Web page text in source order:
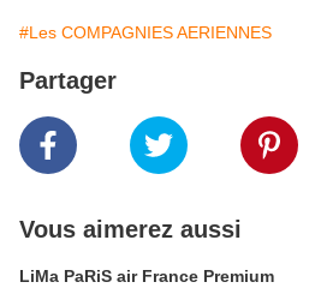
#Les COMPAGNIES AERIENNES
Partager
Vous aimerez aussi
LiMa PaRiS air France Premium